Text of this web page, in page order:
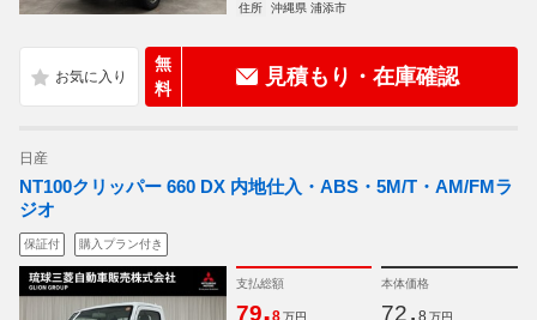
住所
沖縄県 浦添市
無
料
見積もり・在庫確認
日産
NT100クリッパー 660 DX 内地仕入・ABS・5M/T・AM/FMラ
ジオ
保証付 購入プラン付き
支払総額
79. 万円
本体価格
72. 万円